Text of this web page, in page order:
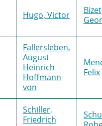
Hugo, Victor
Fallersleben,
August
Heinrich
Hoffmann
von
Felix
Schiller,
Friedrich